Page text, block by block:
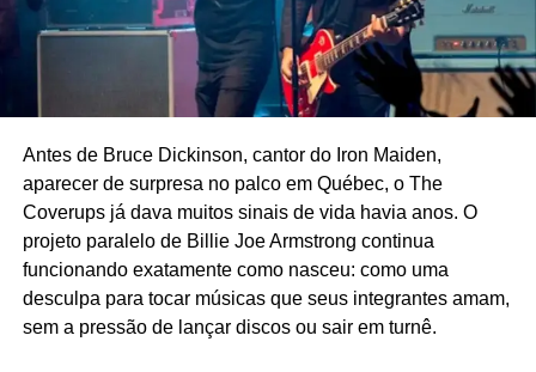
Antes de Bruce Dickinson, cantor do Iron Maiden,
aparecer de surpresa no palco em Québec, o The
Coverups já dava muitos sinais de vida havia anos. O
projeto paralelo de Billie Joe Armstrong continua
funcionando exatamente como nasceu: como uma
desculpa para tocar músicas que seus integrantes amam,
sem a pressão de lançar discos ou sair em turnê.